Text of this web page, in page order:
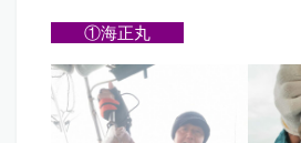
①海正丸